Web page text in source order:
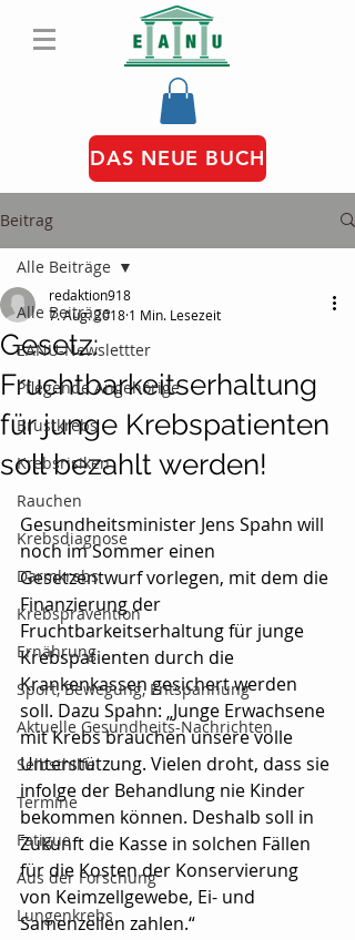
DAS NEUE BUCH
Beitrag
Alle Beiträge
EANU-Newslettter
Pflegende Angehörige
Brustkrebs
Krebsrisiken
Rauchen
Krebsdiagnose
Darmkrebs
Krebsprävention
Ernährung
Sport, Bewegung, Entspannung
Aktuelle Gesundheits-Nachrichten
Selbsthilfe
Termine
Fatigue
Aus der Forschung
Lungenkrebs
Alle Beiträge
Gesetz:
Fruchtbarkeitserhaltung
für junge Krebspatienten
soll bezahlt werden!
redaktion918
7. Aug. 2018 1 Min. Lesezeit
Gesundheitsminister Jens Spahn will
noch im Sommer einen
Gesetzentwurf vorlegen, mit dem die
Finanzierung der
Fruchtbarkeitserhaltung für junge
Krebspatienten durch die
Krankenkassen gesichert werden
soll. Dazu Spahn: „Junge Erwachsene
mit Krebs brauchen unsere volle
Unterstützung. Vielen droht, dass sie
infolge der Behandlung nie Kinder
bekommen können. Deshalb soll in
Zukunft die Kasse in solchen Fällen
für die Kosten der Konservierung
von Keimzellgewebe, Ei- und
Samenzellen zahlen.“